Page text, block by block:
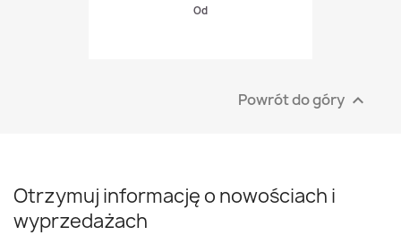
Od
Powrót do góry 
Otrzymuj informację o nowościach i
wyprzedażach